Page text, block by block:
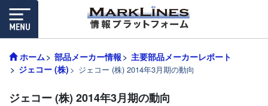
ホーム 部品メーカー情報
主要部品メーカーレポート
ジェコー (株)
ジェコー (株) 2014年3月期の動向
ジェコー (株) 2014年3月期の動向